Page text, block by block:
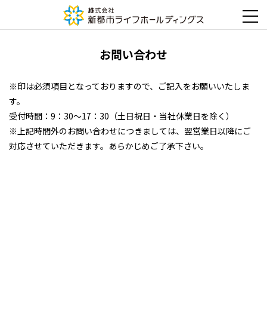
お問い合わせ
※印は必須項目となっておりますので、ご記入をお願いいたしま
す。
受付時間：9：30～17：30（土日祝日・当社休業日を除く）
※上記時間外のお問い合わせにつきましては、翌営業日以降にご
対応させていただきます。あらかじめご了承下さい。